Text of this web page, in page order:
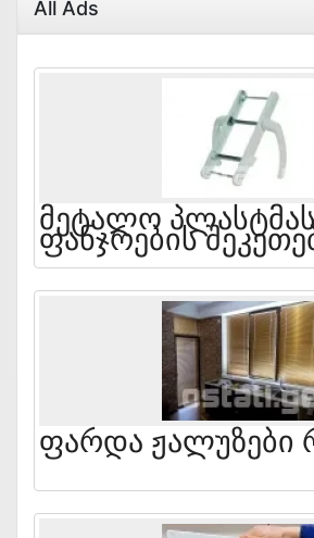
All Ads
Მეტალო
Ფანჯრების
Ფარდა Ჟალუზები